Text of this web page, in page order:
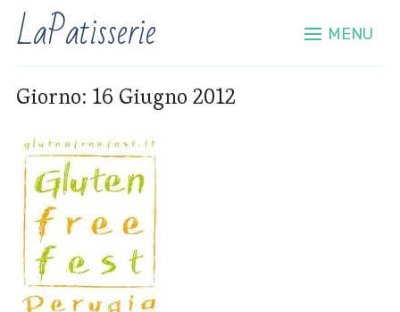
LaPatisserie MENU
Giorno: 16 Giugno 2012